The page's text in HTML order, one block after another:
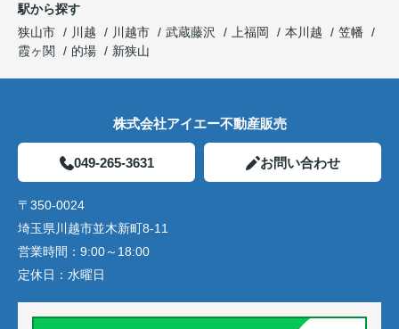
駅から探す
狭山市
川越 川越市 武蔵藤沢 上福岡 本川越
笠幡
霞ヶ関
的場 新狭山
株式会社アイエー不動産販売
049-265-3631 お問い合わせ
〒350-0024
埼玉県川越市並木新町8-11
営業時間： 9:00～18:00
定休日： 水曜日